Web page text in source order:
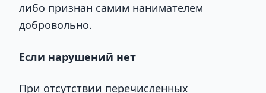
либо признан самим нанимателем
добровольно.
Если нарушений нет
При отсутствии перечисленных